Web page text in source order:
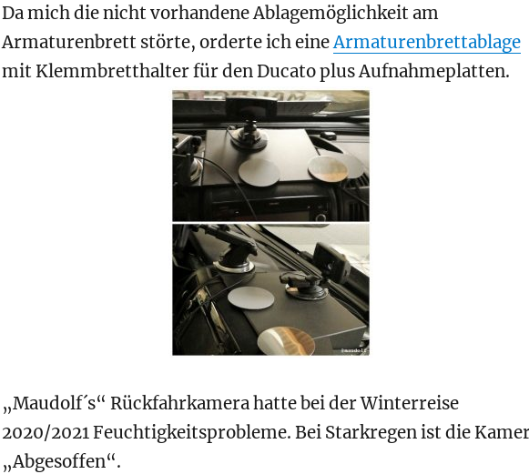
Da mich die nicht vorhandene Ablagemöglichkeit am
Armaturenbrett störte, orderte ich eineArmaturenbrettablage
mit Klemmbretthalter für den Ducato plus Aufnahmeplatten.
„Maudolf´s“ Rückfahrkamera hatte bei der Winterreise
2020/2021 Feuchtigkeitsprobleme. Bei Starkregen ist die
„Abgesoffen“.